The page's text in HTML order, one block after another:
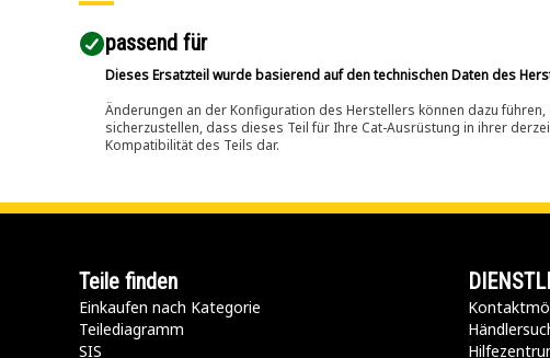
passend für​
Dieses Ersatzteil wurde basierend auf den technischen Daten des
Änderungen an der Konfiguration des Herstellers können dazu
sicherzustellen, dass dieses Teil für Ihre Cat-Ausrüstung in ihrer
Kompatibilität des Teils dar.
Teile finden
Einkaufen nach Kategorie
Teilediagramm
SIS